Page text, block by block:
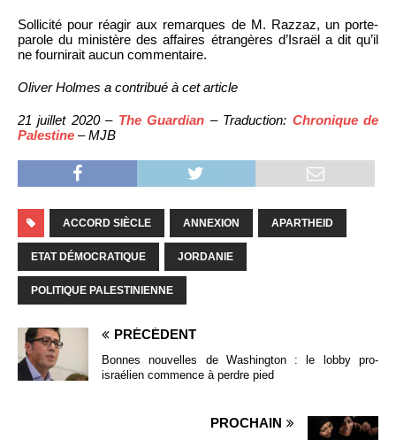
Sollicité pour réagir aux remarques de M. Razzaz, un porte-
parole du ministère des affaires étrangères d’Israël a dit qu’il
ne fournirait aucun commentaire.
Oliver Holmes a contribué à cet article
21 juillet 2020 – The Guardian – Traduction: Chronique de
Palestine – MJB
ACCORD SIÈCLE ANNEXION APARTHEID
ETAT DÉMOCRATIQUE JORDANIE
POLITIQUE PALESTINIENNE
PRÉCÉDENT
Bonnes nouvelles de Washington : le lobby pro-
israélien commence à perdre pied
PROCHAIN